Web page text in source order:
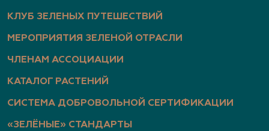
Нижегородская область, Нижегородская
область, Богородский р-н, дер. Березовка, ул.
Центральная, д. 1б
(951) 910-2630, (951) 910-2518, (910) 793-1401
http://www.archiland.biz/
https://www.youtube.com/channel/UChIXeIEY8vP
КЛУБ ЗЕЛЕНЫХ ПУТЕШЕСТВИЙ
МЕРОПРИЯТИЯ ЗЕЛЕНОЙ ОТРАСЛИ
ЧЛЕНАМ АССОЦИАЦИИ
КАТАЛОГ РАСТЕНИЙ
СИСТЕМА ДОБРОВОЛЬНОЙ СЕРТИФИКАЦИИ
«ЗЕЛЁНЫЕ» СТАНДАРТЫ